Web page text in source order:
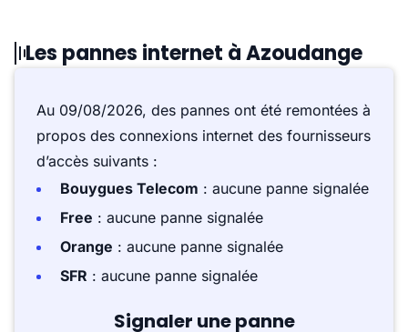
Les pannes internet à Azoudange
Au 09/08/2026, des pannes ont été remontées à
propos des connexions internet des fournisseurs
d’accès suivants :
Bouygues Telecom : aucune panne signalée
Free : aucune panne signalée
Orange : aucune panne signalée
SFR : aucune panne signalée
Signaler une panne